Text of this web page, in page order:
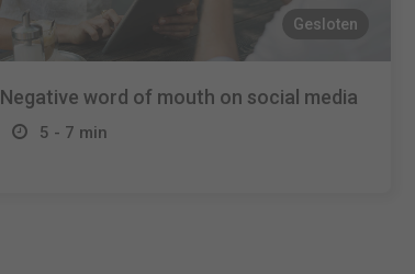
Gesloten
Negative word of mouth on social media
5 - 7 min